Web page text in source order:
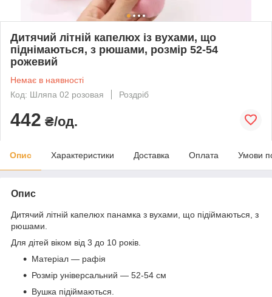
Дитячий літній капелюх із вухами, що
піднімаються, з рюшами, розмір 52-54
рожевий
Немає в наявності
Код: Шляпа 02 розовая
Роздріб
442 ₴/од.
Опис Характеристики Доставка Оплата Умови
Опис
Дитячий літній капелюх панамка з вухами, що підіймаються, з
рюшами.
Для дітей віком від 3 до 10 років.
Матеріал — рафія
Розмір універсальний — 52-54 см
Вушка підіймаються.